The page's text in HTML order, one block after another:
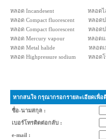
หลอด Incandesent หลอดไ
หลอด Compact fluorescent หล
หลอด Compact fluorescent หลอ
หลอด Mercury vapour หลอด
หลอด Metal halide หลอดเม
หลอด Highpressure sodium ห
หากสนใจ กรุณากรอกรายละเอียดเพื่
ชื่อ-นามสกุล :
เบอร์โทรติดต่อกลับ :
e-mail :